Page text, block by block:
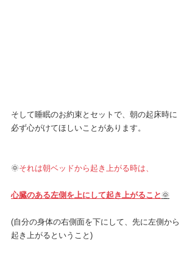
そして睡眠のお約束とセットで、朝の起床時に
必ず心がけてほしいことがあります。
🌞それは朝ベッドから起き上がる時は、
心臓のある左側を上にして起き上がること🌞
(自分の身体の右側面を下にして、先に左側から
起き上がるということ)